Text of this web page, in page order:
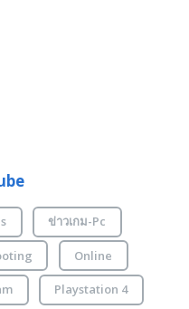
ข่าวเกม-Pc
Online
Playstation 4